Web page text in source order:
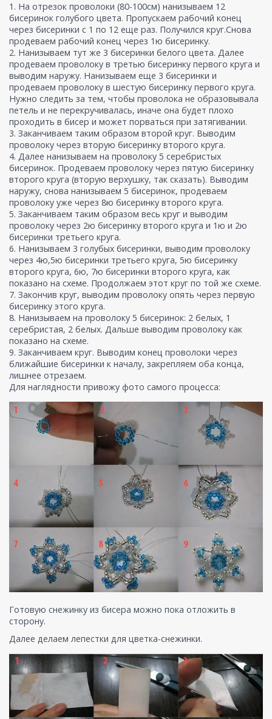
1. На отрезок проволоки (80-100см) нанизываем 12
бисеринок голубого цвета. Пропускаем рабочий конец
через бисеринки с 1 по 12 еще раз. Получился круг.Снова
продеваем рабочий конец через 1ю бисеринку.
2. Нанизываем тут же 3 бисеринки белого цвета. Далее
продеваем проволоку в третью бисеринку первого круга и
выводим наружу. Нанизываем еще 3 бисеринки и
продеваем проволоку в шестую бисеринку первого круга.
Нужно следить за тем, чтобы проволока не образовывала
петель и не перекручивалась, иначе она будет плохо
проходить в бисер и может порваться при затягивании.
3. Заканчиваем таким образом второй круг. Выводим
проволоку через вторую бисеринку второго круга.
4. Далее нанизываем на проволоку 5 серебристых
бисеринок. Продеваем проволоку через пятую бисеринку
второго круга (вторую верхушку, так сказать). Выводим
наружу, снова нанизываем 5 бисеринок, продеваем
проволоку уже через 8ю бисеринку второго круга.
5. Заканчиваем таким образом весь круг и выводим
проволоку через 2ю бисеринку второго круга и 1ю и 2ю
бисеринки третьего круга.
6. Нанизываем 3 голубых бисеринки, выводим проволоку
через 4ю,5ю бисеринки третьего круга, 5ю бисеринку
второго круга, 6ю, 7ю бисеринки второго круга, как
показано на схеме. Продолжаем этот круг по той же схеме.
7. Закончив круг, выводим проволоку опять через первую
бисеринку этого круга.
8. Нанизываем на проволоку 5 бисеринок: 2 белых, 1
серебристая, 2 белых. Дальше выводим проволоку как
показано на схеме.
9. Заканчиваем круг. Выводим конец проволоки через
ближайшие бисеринки к началу, закрепляем оба конца,
лишнее отрезаем.
Для наглядности привожу фото самого процесса:
Готовую снежинку из бисера можно пока отложить в
сторону.
Далее делаем лепестки для цветка-снежинки.